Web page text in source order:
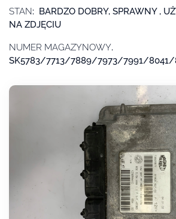
STAN: BARDZO DOBRY, SPRAWNY ,
NA ZDJĘCIU
NUMER MAGAZYNOWY.
SK5783/7713/7889/7973/7991/8041/